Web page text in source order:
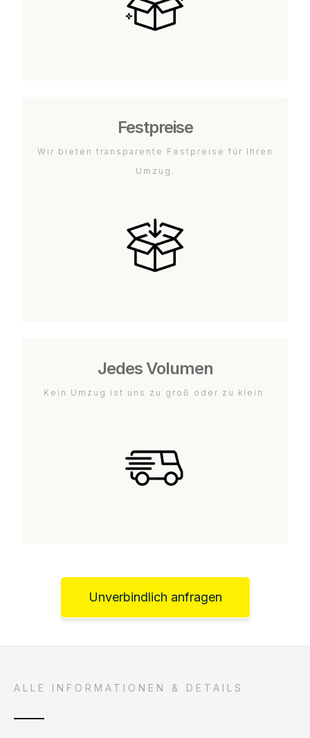
Festpreise
Wir bieten transparente Festpreise für Ihren
Umzug.
Jedes Volumen
Kein Umzug ist uns zu groß oder zu klein.
Unverbindlich anfragen
ALLE INFORMATIONEN & DETAILS